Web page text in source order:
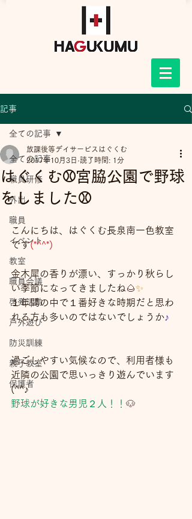
記事
全ての記事
職員研修
外出
職員
イベント
教室
職員会議
啓発活動
戸外遊び
防災訓練
親子教室
保護者
全ての記事
はぐくむ⚾宮脇公園で野球
をしました⚾
放課後等デイサービスはぐくむ
2017年10月3日 読了時間: 1分
こんにちは、はぐくむ長泉南一色教室
です(*^^*)
金木犀の香りが漂い、すっかり秋らし
い季節になってきましたね 🌰✨
１年間の中で１番好きな時期だと思わ
れる方も多いのではないでしょうか♪
過ごしやすい気候なので、利用者様も
近隣の公園で思いっきり遊んでいます
(^^♪
野球が好きな男児２人！！ 🐶